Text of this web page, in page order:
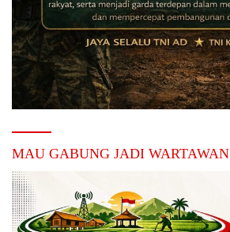
MAU GABUNG JADI WARTAWAN